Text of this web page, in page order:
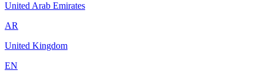
United Arab Emirates
AR
United Kingdom
EN